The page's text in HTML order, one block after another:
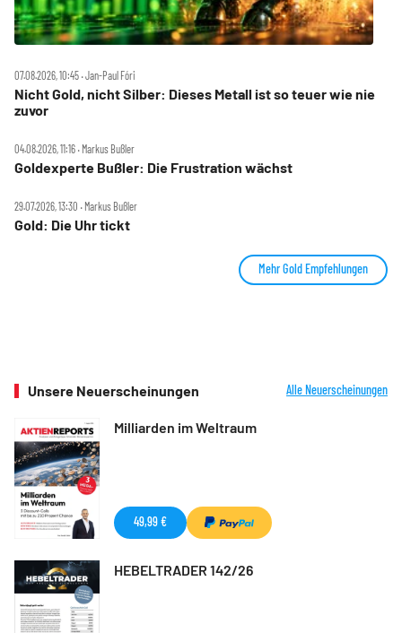
07.08.2026, 10:45 ‧ Jan-Paul Fóri
Nicht Gold, nicht Silber: Dieses Metall ist so teuer wie nie
zuvor
04.08.2026, 11:16 ‧ Markus Bußler
Goldexperte Bußler: Die Frustration wächst
29.07.2026, 13:30 ‧ Markus Bußler
Gold: Die Uhr tickt
Mehr Gold Empfehlungen
Unsere Neuerscheinungen Alle Neuerscheinungen
Milliarden im Weltraum
49,99 €
HEBELTRADER 142/26